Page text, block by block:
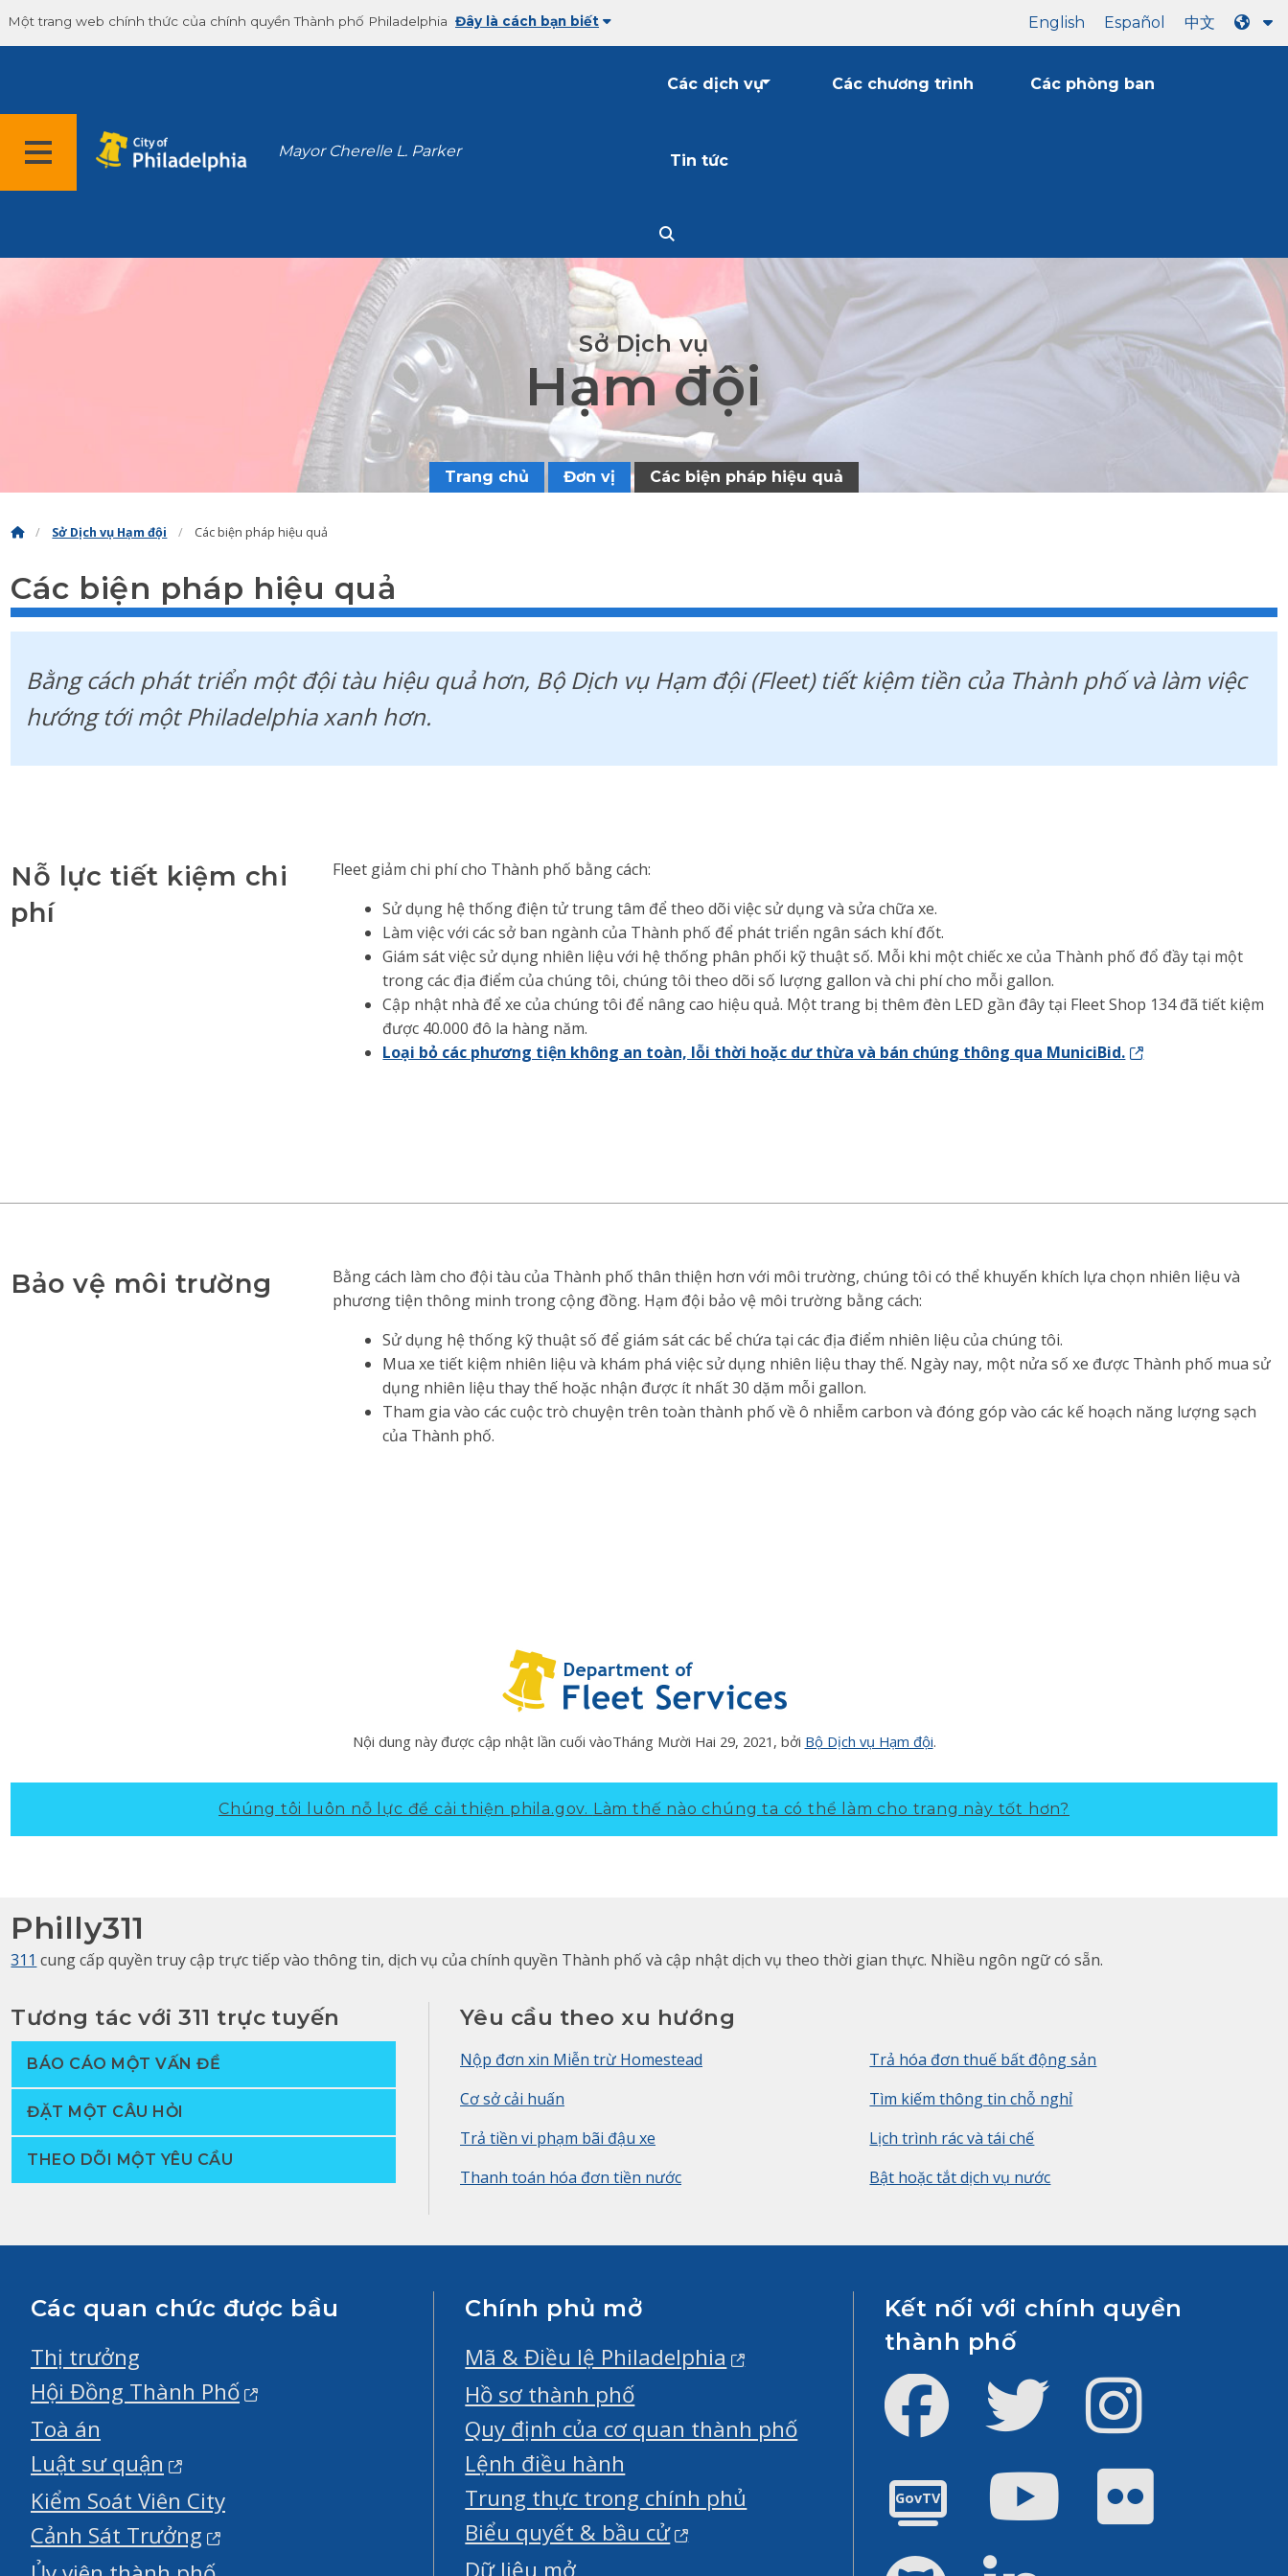
Một trang web chính thức của chính quyền Thành phố Philadelphia Đây là cách bạn biết English Español 中文
Mayor Cherelle L. Parker
Các dịch vụ Các chương trình Các phòng ban
Tin tức
Sở Dịch vụ
Hạm đội
Trang chủ Đơn vị Các biện pháp hiệu quả
Sở Dịch vụ Hạm đội Các biện pháp hiệu quả
Các biện pháp hiệu quả
Bằng cách phát triển một đội tàu hiệu quả hơn, Bộ Dịch vụ Hạm đội (Fleet) tiết kiệm tiền của Thành phố và làm việc
hướng tới một Philadelphia xanh hơn.
Nỗ lực tiết kiệm chi
phí
Fleet giảm chi phí cho Thành phố bằng cách:
Sử dụng hệ thống điện tử trung tâm để theo dõi việc sử dụng và sửa chữa xe.
Làm việc với các sở ban ngành của Thành phố để phát triển ngân sách khí đốt.
Giám sát việc sử dụng nhiên liệu với hệ thống phân phối kỹ thuật số. Mỗi khi một chiếc xe của Thành phố đổ đầy tại một
trong các địa điểm của chúng tôi, chúng tôi theo dõi số lượng gallon và chi phí cho mỗi gallon.
Cập nhật nhà để xe của chúng tôi để nâng cao hiệu quả. Một trang bị thêm đèn LED gần đây tại Fleet Shop 134 đã tiết kiệm
được 40.000 đô la hàng năm.
Loại bỏ các phương tiện không an toàn, lỗi thời hoặc dư thừa và bán chúng thông qua MuniciBid.
Bảo vệ môi trường
Bằng cách làm cho đội tàu của Thành phố thân thiện hơn với môi trường, chúng tôi có thể khuyến khích lựa chọn nhiên liệu và
phương tiện thông minh trong cộng đồng. Hạm đội bảo vệ môi trường bằng cách:
Sử dụng hệ thống kỹ thuật số để giám sát các bể chứa tại các địa điểm nhiên liệu của chúng tôi.
Mua xe tiết kiệm nhiên liệu và khám phá việc sử dụng nhiên liệu thay thế. Ngày nay, một nửa số xe được Thành phố mua sử
dụng nhiên liệu thay thế hoặc nhận được ít nhất 30 dặm mỗi gallon.
Tham gia vào các cuộc trò chuyện trên toàn thành phố về ô nhiễm carbon và đóng góp vào các kế hoạch năng lượng sạch
của Thành phố.
Nội dung này được cập nhật lần cuối vàoTháng Mười Hai 29, 2021 , bởi Bộ Dịch vụ Hạm đội.
Chúng tôi luôn nỗ lực để cải thiện phila.gov. Làm thế nào chúng ta có thể làm cho trang này tốt hơn?
Philly311
311 cung cấp quyền truy cập trực tiếp vào thông tin, dịch vụ của chính quyền Thành phố và cập nhật dịch vụ theo thời gian thực. Nhiều ngôn ngữ có sẵn.
Tương tác với 311 trực tuyến
BÁO CÁO MỘT VẤN ĐỀ
ĐẶT MỘT CÂU HỎI
THEO DÕI MỘT YÊU CẦU
Yêu cầu theo xu hướng
Nộp đơn xin Miễn trừ Homestead
Cơ sở cải huấn
Trả tiền vi phạm bãi đậu xe
Thanh toán hóa đơn tiền nước
Trả hóa đơn thuế bất động sản
Tìm kiếm thông tin chỗ nghỉ
Lịch trình rác và tái chế
Bật hoặc tắt dịch vụ nước
Các quan chức được bầu
Thị trưởng
Hội Đồng Thành Phố
Toà án
Luật sư quận
Kiểm Soát Viên City
Cảnh Sát Trưởng
Chính phủ mở
Mã & Điều lệ Philadelphia
Hồ sơ thành phố
Quy định của cơ quan thành phố
Lệnh điều hành
Trung thực trong chính phủ
Biểu quyết & bầu cử
Kết nối với chính quyền
thành phố
FacebookTwitter Instagram
GovTV
Youtube Flickr
GitHub